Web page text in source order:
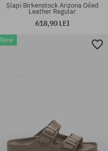
Mărimi existente:
Șlapi Birkenstock Arizona Oiled
Leather Regular
618,90 LEI
New